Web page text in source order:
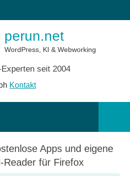
perun.net
WordPress, KI & Webworking
seit 2004
Kontakt
Apps und eigene
Reader für Firefox